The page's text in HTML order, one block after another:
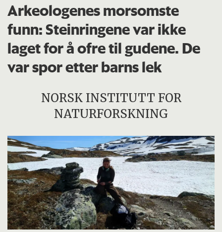
Arkeologenes morsomste
funn: Steinringene var ikke
laget for å ofre til gudene. De
var spor etter barns lek
NORSK INSTITUTT FOR
NATURFORSKNING